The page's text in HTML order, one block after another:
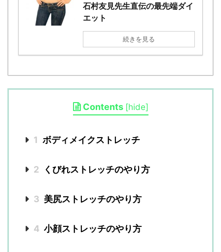
石村友見先生直伝の最先端ダイ
エット
続きを見る
Contents [hide]
1 ボディメイクストレッチ
2 くびれストレッチのやり方
3 美尻ストレッチのやり方
4 小顔ストレッチのやり方